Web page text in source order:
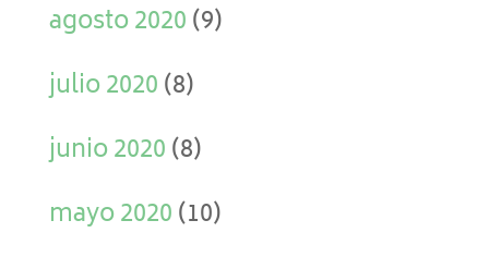
agosto 2020(9)
julio 2020(8)
junio 2020(8)
mayo 2020(10)